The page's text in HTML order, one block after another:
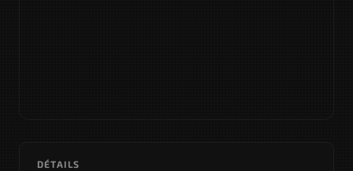
DÉTAILS